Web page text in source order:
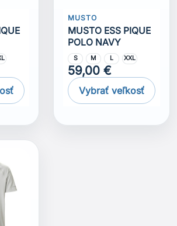
MUSTO
MUSTO ESS PIQUE
POLO NAVY
S M L XXL
59,00 €
Vybrať veľkosť